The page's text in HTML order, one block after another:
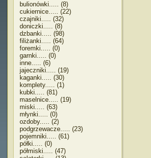
bulionówki..... (8)
cukiernice..... (22)
czajniki..... (32)
doniczki..... (8)
dzbanki..... (98)
filiżanki..... (64)
foremki..... (0)
garnki..... (0)
inne..... (6)
jajeczniki..... (19)
kaganki..... (30)
komplety..... (1)
kubki..... (81)
maselnice..... (19)
miski..... (63)
młynki..... (0)
ozdoby..... (2)
podgrzewacze..... (23)
pojemniki..... (61)
półki..... (0)
półmiski..... (47)